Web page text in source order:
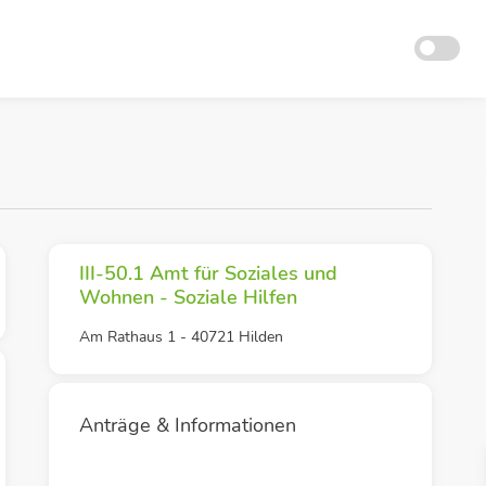
III-50.1 Amt für Soziales und
Wohnen - Soziale Hilfen
Am Rathaus 1 - 40721 Hilden
Anträge & Informationen